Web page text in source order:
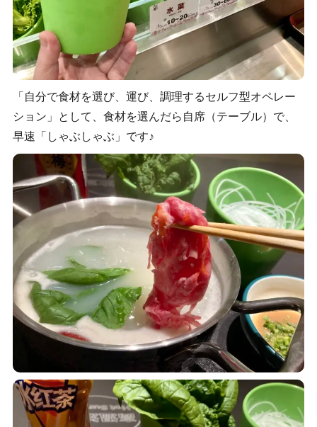
「自分で食材を選び、運び、調理するセルフ型オペレー
ション」として、食材を選んだら自席（テーブル）で、
早速「しゃぶしゃぶ」です♪